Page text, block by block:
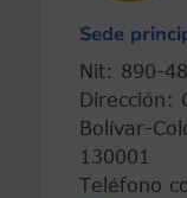
Sede
Nit:
Dirección:
Bolívar-
Teléfono